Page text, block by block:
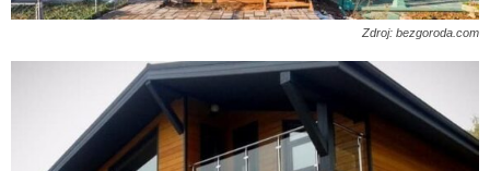
Zdroj: bezgoroda.com